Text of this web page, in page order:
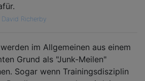
David Richerby
im Allgemeinen aus einem
Grund als "Junk-Meilen"
Sogar wenn Trainingsdisziplin